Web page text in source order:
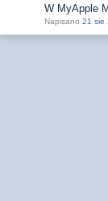
W MyApple
Napisano 21 sie